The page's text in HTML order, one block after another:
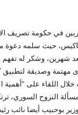
في حكومة تصريف
حيث سلمه دعوة
بعد شهرين، وشكر له
اللقاء على “أهمية
النزوح السوري،
بوحبيب أيضا